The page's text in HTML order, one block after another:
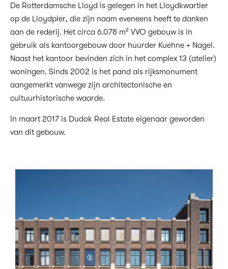
De Rotterdamsche Lloyd is gelegen in het Lloydkwartier
op de Lloydpier, die zijn naam eveneens heeft te danken
aan de rederij. Het circa 6.078 m² VVO gebouw is in
gebruik als kantoorgebouw door huurder Kuehne + Nagel.
Naast het kantoor bevinden zich in het complex 13 (atelier)
woningen. Sinds 2002 is het pand als rijksmonument
aangemerkt vanwege zijn architectonische en
cultuurhistorische waarde.
In maart 2017 is Dudok Real Estate eigenaar geworden
van dit gebouw.